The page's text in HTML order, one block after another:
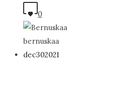
0
bernuskaa
dec302021